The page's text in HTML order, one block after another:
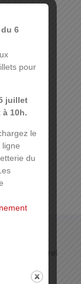
et
et
culturel
6
pour
juillet
10h.
le
ligne
du